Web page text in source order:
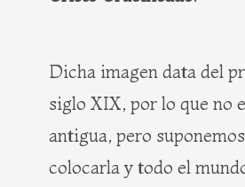
Dicha imagen data del
siglo XIX, por lo que no
antigua, pero
colocarla y todo el